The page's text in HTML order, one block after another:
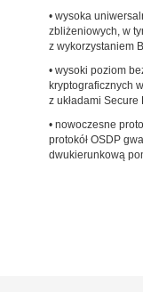
• wysoka
zbliżeniowych, w
z wykorzystaniem
• wysoki poziom
kryptograficznych
z układami Secure
• nowoczesne
protokół OSDP
dwukierunkową